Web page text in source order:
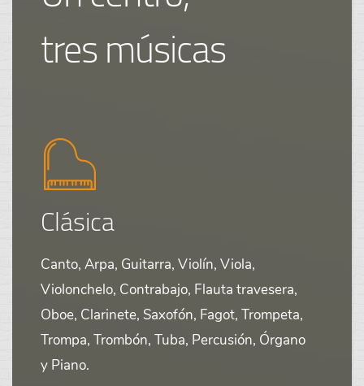
tres músicas
Clásica
Canto, Arpa, Guitarra, Violín, Viola,
Violonchelo, Contrabajo, Flauta travesera,
Oboe, Clarinete, Saxofón, Fagot, Trompeta,
Trompa, Trombón, Tuba, Percusión, Órgano
y Piano.